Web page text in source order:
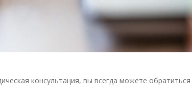
консультация, вы всегда можете